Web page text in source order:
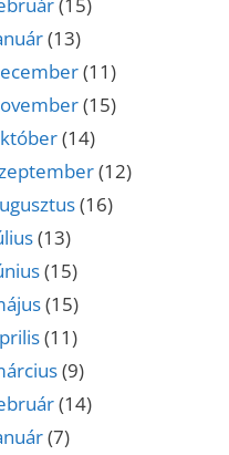
(13)
(11)
(15)
(14)
(12)
(16)
(13)
(15)
(15)
(11)
(9)
(14)
(7)